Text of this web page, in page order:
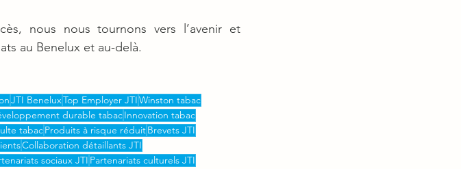
nous nous tournons vers l’avenir et
au Benelux et au-delà.
JTI BeneluxTop Employer JTIWinston tabac
durable tabacInnovation tabac
tabacProduits à risque réduitBrevets JTI
Collaboration détaillants JTI
sociaux JTI Partenariats culturels JTI